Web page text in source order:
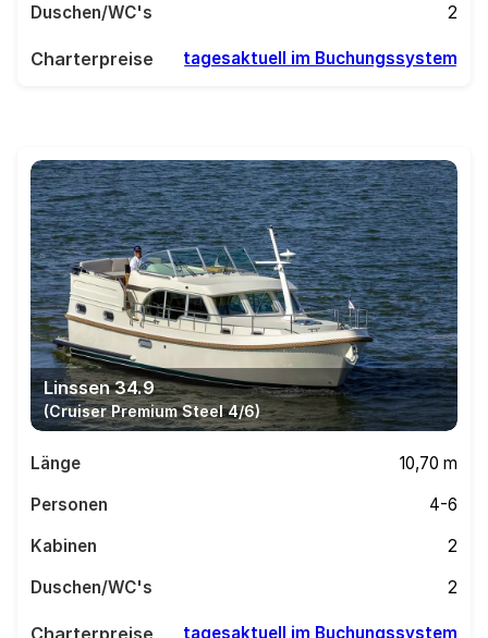
Duschen/WC's
2
Charterpreise tagesaktuell im Buchungssystem
Linssen 34.9
(Cruiser Premium Steel 4/6)
Länge
10,70 m
Personen
4-6
Kabinen
2
Duschen/WC's
2
tagesaktuell im Buchungssystem